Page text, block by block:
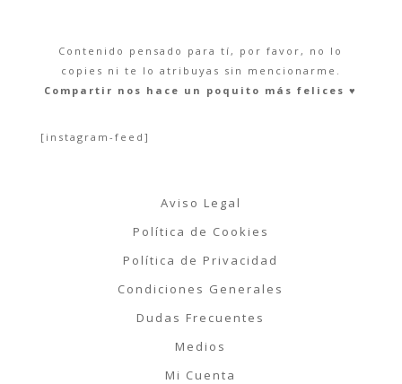
Contenido pensado para tí, por favor, no lo
copies ni te lo atribuyas sin mencionarme.
Compartir nos hace un poquito más felices ♥︎
[instagram-feed]
Aviso Legal
Política de Cookies
Política de Privacidad
Condiciones Generales
Dudas Frecuentes
Medios
Mi Cuenta